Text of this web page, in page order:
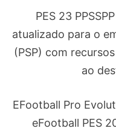
PES 23
atualizado para o
(PSP) com
ao
EFootball Pro
eFootball PES